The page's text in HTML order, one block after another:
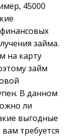
45000
займа.
на карту
займ
В данном
ли
выгодные
требуется